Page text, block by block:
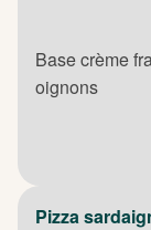
Base crème
oignons
Pizza